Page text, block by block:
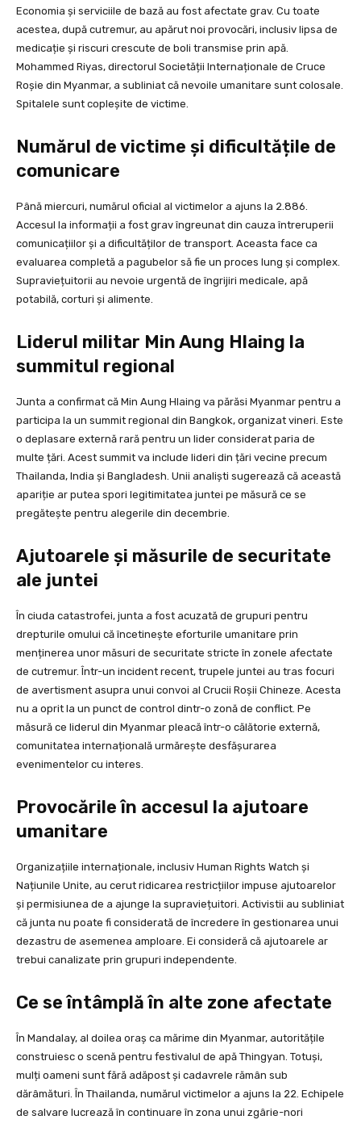
Economia și serviciile de bază au fost afectate grav. Cu toate
acestea, după cutremur, au apărut noi provocări, inclusiv lipsa de
medicație și riscuri crescute de boli transmise prin apă.
Mohammed Riyas, directorul Societății Internaționale de Cruce
Roșie din Myanmar, a subliniat că nevoile umanitare sunt colosale.
Spitalele sunt copleșite de victime.
Numărul de victime și dificultățile de
comunicare
Până miercuri, numărul oficial al victimelor a ajuns la 2.886.
Accesul la informații a fost grav îngreunat din cauza întreruperii
comunicațiilor și a dificultăților de transport. Aceasta face ca
evaluarea completă a pagubelor să fie un proces lung și complex.
Supraviețuitorii au nevoie urgentă de îngrijiri medicale, apă
potabilă, corturi și alimente.
Liderul militar Min Aung Hlaing la
summitul regional
Junta a confirmat că Min Aung Hlaing va părăsi Myanmar pentru a
participa la un summit regional din Bangkok, organizat vineri. Este
o deplasare externă rară pentru un lider considerat paria de
multe țări. Acest summit va include lideri din țări vecine precum
Thailanda, India și Bangladesh. Unii analiști sugerează că această
apariție ar putea spori legitimitatea juntei pe măsură ce se
pregătește pentru alegerile din decembrie.
Ajutoarele și măsurile de securitate
ale juntei
În ciuda catastrofei, junta a fost acuzată de grupuri pentru
drepturile omului că încetinește eforturile umanitare prin
menținerea unor măsuri de securitate stricte în zonele afectate
de cutremur. Într-un incident recent, trupele juntei au tras focuri
de avertisment asupra unui convoi al Crucii Roșii Chineze. Acesta
nu a oprit la un punct de control dintr-o zonă de conflict. Pe
măsură ce liderul din Myanmar pleacă într-o călătorie externă,
comunitatea internațională urmărește desfășurarea
evenimentelor cu interes.
Provocările în accesul la ajutoare
umanitare
Organizațiile internaționale, inclusiv Human Rights Watch și
Națiunile Unite, au cerut ridicarea restricțiilor impuse ajutoarelor
și permisiunea de a ajunge la supraviețuitori. Activistii au subliniat
că junta nu poate fi considerată de încredere în gestionarea unui
dezastru de asemenea amploare. Ei consideră că ajutoarele ar
trebui canalizate prin grupuri independente.
Ce se întâmplă în alte zone afectate
În Mandalay, al doilea oraș ca mărime din Myanmar, autoritățile
construiesc o scenă pentru festivalul de apă Thingyan. Totuși,
mulți oameni sunt fără adăpost și cadavrele rămân sub
dărâmături. În Thailanda, numărul victimelor a ajuns la 22. Echipele
de salvare lucrează în continuare în zona unui zgârie-nori